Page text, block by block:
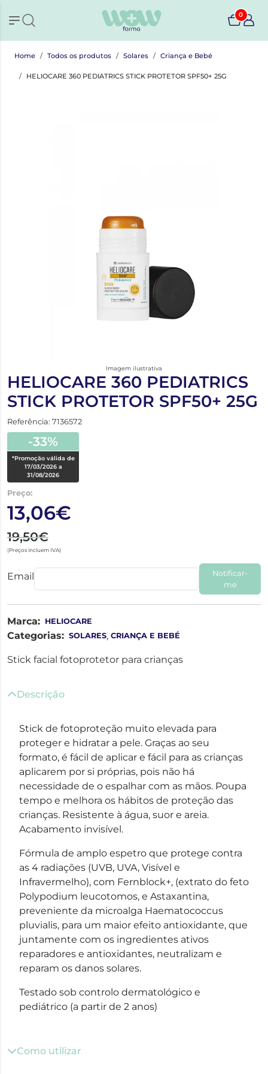
0
Home Todos os produtos Solares Criança e Bebé
HELIOCARE 360 PEDIATRICS STICK PROTETOR SPF50+ 25G
Imagem ilustrativa
HELIOCARE 360 PEDIATRICS
STICK PROTETOR SPF50+ 25G
Referência: 7136572
-33%
*Promoção válida de
17/03/2026 a
31/08/2026
Preço:
13,06€
19,50€
(Preços incluem IVA)
Email
Notificar-
me
Marca: HELIOCARE
Categorias: SOLARES, CRIANÇA E BEBÉ
Stick facial fotoprotetor para crianças
Descrição
Stick de fotoproteção muito elevada para
proteger e hidratar a pele. Graças ao seu
formato, é fácil de aplicar e fácil para as crianças
aplicarem por si próprias, pois não há
necessidade de o espalhar com as mãos. Poupa
tempo e melhora os hábitos de proteção das
crianças. Resistente à água, suor e areia.
Acabamento invisível.
Fórmula de amplo espetro que protege contra
as 4 radiações (UVB, UVA, Visível e
Infravermelho), com Fernblock+, (extrato do feto
Polypodium leucotomos, e Astaxantina,
preveniente da microalga Haematococcus
pluvialis, para um maior efeito antioxidante, que
juntamente com os ingredientes ativos
reparadores e antioxidantes, neutralizam e
reparam os danos solares.
Testado sob controlo dermatológico e
pediátrico (a partir de 2 anos)
Como utilizar